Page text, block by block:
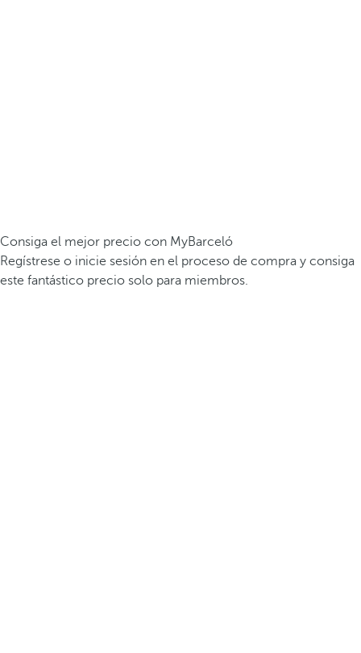
Consiga el mejor precio con MyBarceló
Regístrese o inicie sesión en el proceso de compra y consiga
este fantástico precio solo para miembros.